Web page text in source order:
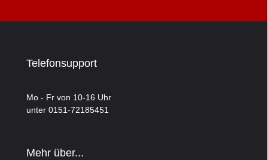
Telefonsupport
Mo - Fr von 10-16 Uhr
unter 0151-72185451
Mehr über...